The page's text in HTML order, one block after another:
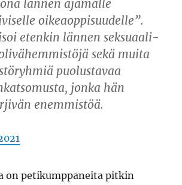
lännen ajamalle
oikeaoppisuudelle”.
etenkin lännen seksuaali-
sekä muita
puolustavaa
jonka hän
enemmistöä.
on petikumppaneita pitkin